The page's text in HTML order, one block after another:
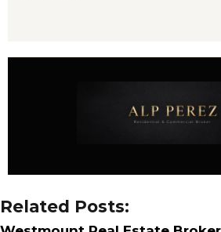
Related Posts: